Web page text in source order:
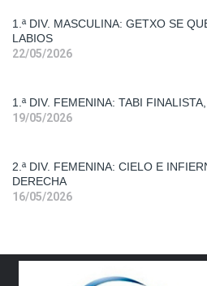
1.ª DIV. MASCULINA: GETXO SE
LABIOS
22/05/2026
Primera
Div.
1.ª DIV. FEMENINA: TABI
19/05/2026
Segunda
2.ª DIV. FEMENINA: CIELO E
DERECHA
16/05/2026